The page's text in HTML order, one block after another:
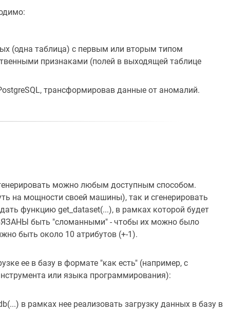
(одна таблица) с первым или вторым типом
признаками (полей в выходящей таблице
трансформировав данные от аномалий.
можно любым доступным способом.
на мощности своей машины), так и сгенерировать
функцию get_dataset(...), в рамках которой будет
быть "сломанными" - чтобы их можно было
быть около 10 атрибутов (+-1).
ее в базу в формате "как есть" (например, с
или языка программирования):
в рамках нее реализовать загрузку данных в базу в